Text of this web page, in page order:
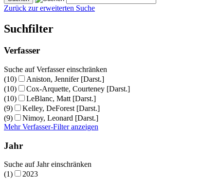
Zurück zur erweiterten Suche
Suchfilter
Verfasser
Suche auf Verfasser einschränken
(10)
Aniston, Jennifer [Darst.]
(10)
Cox-Arquette, Courteney [Darst.]
(10)
LeBlanc, Matt [Darst.]
(9)
Kelley, DeForest [Darst.]
(9)
Nimoy, Leonard [Darst.]
Mehr Verfasser-Filter anzeigen
Jahr
Suche auf Jahr einschränken
(1)
2023